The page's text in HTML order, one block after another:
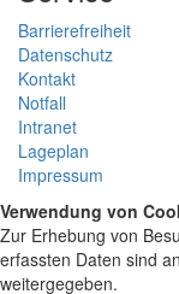
Barrierefreiheit
Datenschutz
Kontakt
Notfall
Intranet
Lageplan
Impressum
Verwendung von
Zur Erhebung von
erfassten Daten sind
weitergegeben.